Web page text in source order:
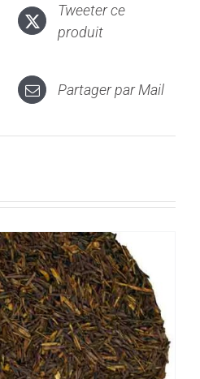
Tweeter ce
produit
Partager par Mail